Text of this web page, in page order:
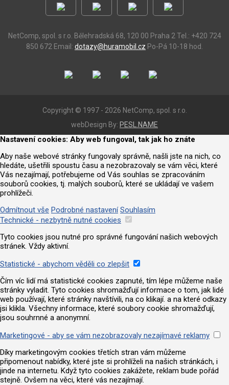
NetComp, spol. s r.o. Bělehradská 68, 120 00 Praha 2 Tel.: +420 724
850 672 Email: dotazy@huramobil.cz Po-Pá 10-18 hod.
Copyright © 1997 - 2026 NetComp, spol. s r.o.
webDesign By: PESL.NAME
Nastavení cookies: Aby web fungoval, tak jak ho znáte
Aby naše webové stránky fungovaly správně, našli jste na nich, co
hledáte, ušetřili spoustu času a nezobrazovaly se vám věci, které
Vás nezajímají, potřebujeme od Vás souhlas se zpracováním
souborů cookies, tj. malých souborů, které se ukládají ve vašem
prohlížeči.
Odmítnout vše Podrobné nastavení Souhlasím
Technické - nezbytně nutné cookies
Tyto cookies jsou nutné pro správné fungování našich webových
stránek. Vždy aktivní.
Statistické - abychom věděli co zlepšit
Čím víc lidí má statistické cookies zapnuté, tím lépe můžeme naše
stránky vyladit. Tyto cookies shromažďují informace o tom, jak lidé
web používají, které stránky navštívili, na co klikají. a na které odkazy
jsi klikla. Všechny informace, které soubory cookie shromažďují,
jsou souhrnné a anonymní.
Marketingové - aby se vám nezobrazovaly nezajímavé reklamy
Díky marketingovým cookies třetích stran vám můžeme
připomenout nabídky, které jste si prohlíželi na našich stránkách, i
jinde na internetu. Když tyto cookies zakážete, reklam bude pořád
stejně. Ovšem na věci, které vás nezajímají.